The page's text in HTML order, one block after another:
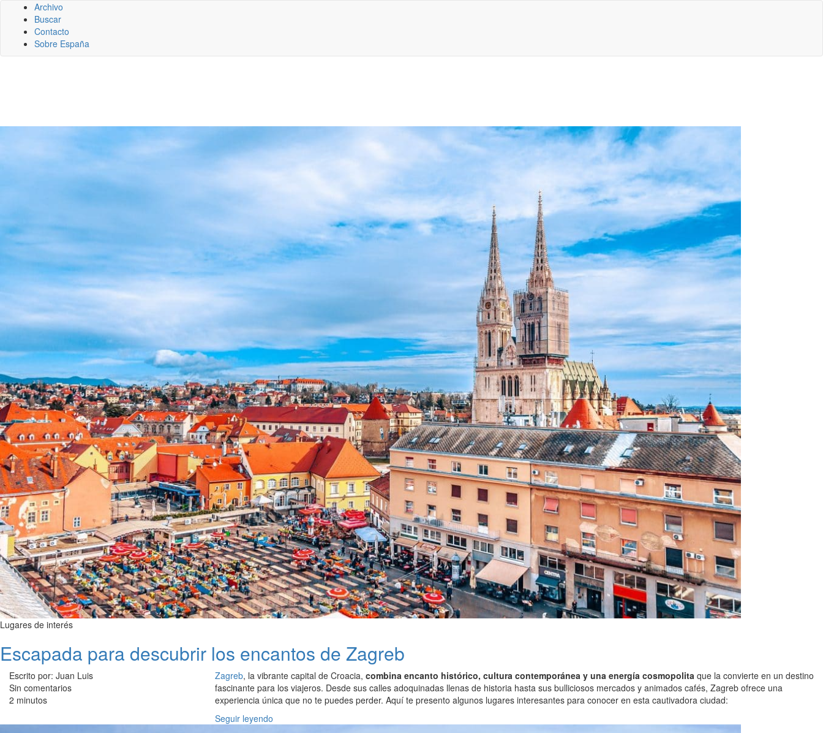
Archivo
Buscar
Contacto
Sobre España
Lugares de interés
Escapada para descubrir los encantos de Zagreb
Escrito por: Juan Luis
Sin comentarios
2 minutos
Zagreb, la vibrante capital de Croacia, combina encanto histórico, cultura contemporánea y una energía cosmopolita que la convierte en un destino
fascinante para los viajeros. Desde sus calles adoquinadas llenas de historia hasta sus bulliciosos mercados y animados cafés, Zagreb ofrece una
experiencia única que no te puedes perder. Aquí te presento algunos lugares interesantes para conocer en esta cautivadora ciudad:
Seguir leyendo